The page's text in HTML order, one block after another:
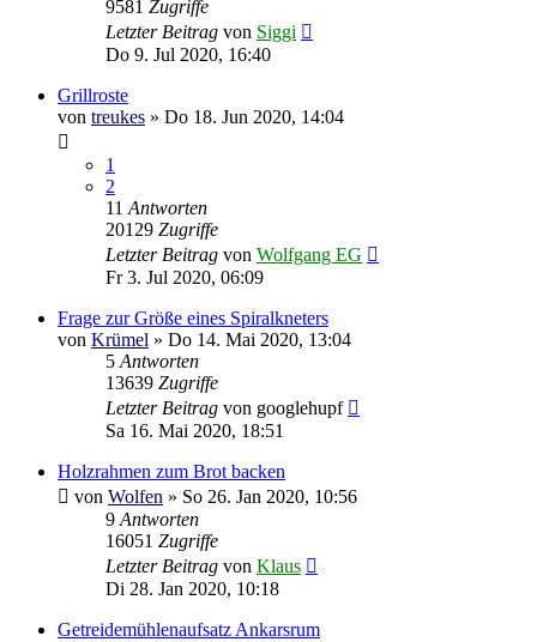
9581 Zugriffe
Letzter Beitrag von Siggi
Do 9. Jul 2020, 16:40
Grillroste
von treukes » Do 18. Jun 2020, 14:04
1
2
11 Antworten
20129 Zugriffe
Letzter Beitrag von Wolfgang EG
Fr 3. Jul 2020, 06:09
Frage zur Größe eines Spiralkneters
von Krümel » Do 14. Mai 2020, 13:04
5 Antworten
13639 Zugriffe
Letzter Beitrag von googlehupf
Sa 16. Mai 2020, 18:51
Holzrahmen zum Brot backen
von Wolfen » So 26. Jan 2020, 10:56
9 Antworten
16051 Zugriffe
Letzter Beitrag von Klaus
Di 28. Jan 2020, 10:18
Getreidemühlenaufsatz Ankarsrum